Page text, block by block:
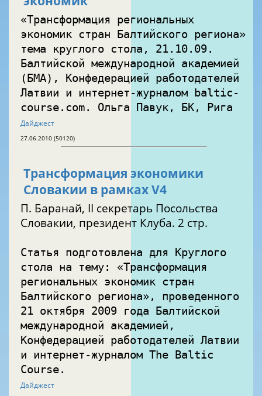
«Трансформация региональных
экономик стран Балтийского региона»
тема круглого стола, 21.10.09.
Балтийской международной академией
(БМА), Конфедерацией работодателей
Латвии и интернет-журналом baltic-
course.com. Ольга Павук, БК, Рига
Дайджест
27.06.2010 (50120)
Трансформация экономики
Словакии в рамках V4
П. Баранай, II секретарь Посольства
Словакии, президент Клуба. 2 стр.
Статья подготовлена для Круглого
стола на тему: «Трансформация
региональных экономик стран
Балтийского региона», проведенного
21 октября 2009 года Балтийской
международной академией,
Конфедерацией работодателей Латвии
и интернет-журналом The Baltic
Course.
Дайджест